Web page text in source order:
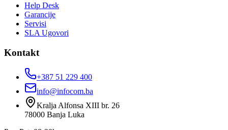
Help Desk
Garancije
Servisi
SLA Ugovori
Kontakt
+387 51 229 400
info@infocom.ba
Kralja Alfonsa XIII br. 26
78000 Banja Luka